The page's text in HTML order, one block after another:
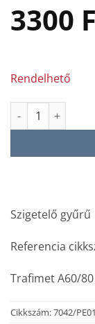
3300
Rendelhető
Szigetelő gyűrű -
Szigetelő gyűrű
Referencia
Trafimet A60/
Cikkszám:7042/